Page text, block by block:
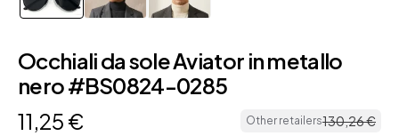
Occhiali da sole Aviator in metallo
nero #BS0824-0285
11,25 € Other retailers130,26€